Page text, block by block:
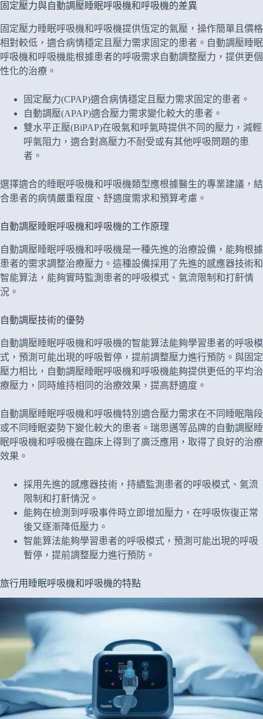
固定壓力與自動調壓睡眠呼吸機和呼吸機的差異
固定壓力睡眠呼吸機和呼吸機提供恆定的氣壓，操作簡單且價格
相對較低，適合病情穩定且壓力需求固定的患者。自動調壓睡眠
呼吸機和呼吸機能根據患者的呼吸需求自動調整壓力，提供更個
性化的治療。
固定壓力(CPAP)適合病情穩定且壓力需求固定的患者。
自動調壓(APAP)適合壓力需求變化較大的患者。
雙水平正壓(BiPAP)在吸氣和呼氣時提供不同的壓力，減輕
呼氣阻力，適合對高壓力不耐受或有其他呼吸問題的患
者。
選擇適合的睡眠呼吸機和呼吸機類型應根據醫生的專業建議，結
合患者的病情嚴重程度、舒適度需求和預算考慮。
自動調壓睡眠呼吸機和呼吸機的工作原理
自動調壓睡眠呼吸機和呼吸機是一種先進的治療設備，能夠根據
患者的需求調整治療壓力。這種設備採用了先進的感應器技術和
智能算法，能夠實時監測患者的呼吸模式、氣流限制和打鼾情
況。
自動調壓技術的優勢
自動調壓睡眠呼吸機和呼吸機的智能算法能夠學習患者的呼吸模
式，預測可能出現的呼吸暫停，提前調整壓力進行預防。與固定
壓力相比，自動調壓睡眠呼吸機和呼吸機能夠提供更低的平均治
療壓力，同時維持相同的治療效果，提高舒適度。
自動調壓睡眠呼吸機和呼吸機特別適合壓力需求在不同睡眠階段
或不同睡眠姿勢下變化較大的患者。瑞思邁等品牌的自動調壓睡
眠呼吸機和呼吸機在臨床上得到了廣泛應用，取得了良好的治療
效果。
採用先進的感應器技術，持續監測患者的呼吸模式、氣流
限制和打鼾情況。
能夠在檢測到呼吸事件時立即增加壓力，在呼吸恢復正常
後又逐漸降低壓力。
智能算法能夠學習患者的呼吸模式，預測可能出現的呼吸
暫停，提前調整壓力進行預防。
旅行用睡眠呼吸機和呼吸機的特點